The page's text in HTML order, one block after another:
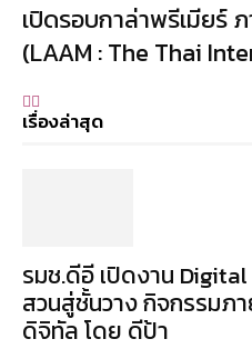
เปิดรอบกาล่าพรีเมียร์
(LAAM : The Thai
เรื่องล่าสุด
รมช.ดีอี เปิดงาน
สวนสู่ชั้นวาง กิจกรรมภา
ดิจิทัล โดย ดีป้า